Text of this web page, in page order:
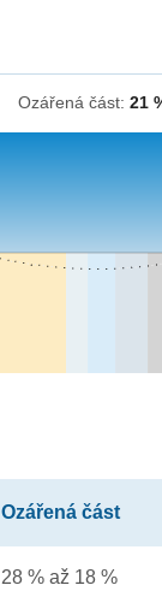
Ozářená část: 21
Ozářená část
28 % až 18 %